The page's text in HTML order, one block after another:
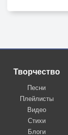
Творчество
Песни
Плейлисты
Видео
Стихи
Блоги